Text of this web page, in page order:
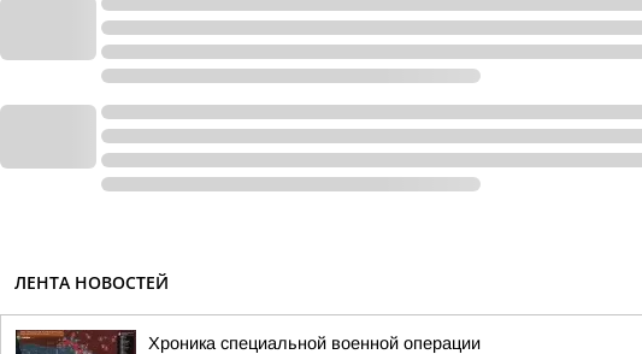
ЛЕНТА НОВОСТЕЙ
Хроника специальной военной операции